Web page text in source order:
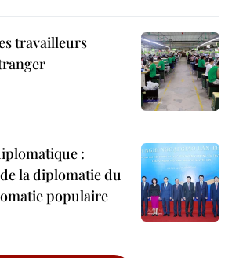
travailleurs
:
la diplomatie du
populaire